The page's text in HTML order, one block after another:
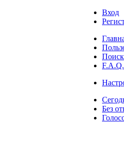
Вход
Поиск
F.A.Q.
Без